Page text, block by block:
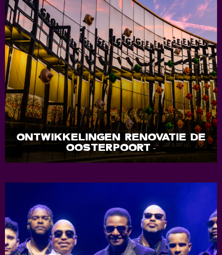
ONTWIKKELINGEN RENOVATIE DE
OOSTERPOORT-